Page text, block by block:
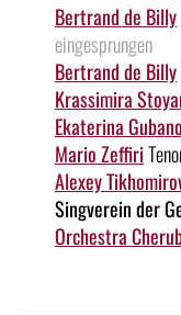
Bertrand de Billy
eingesprungen
Bertrand de Billy
Krassimira
Ekaterina
Mario Zeffiri
Alexey
Singverein der
Orchestra